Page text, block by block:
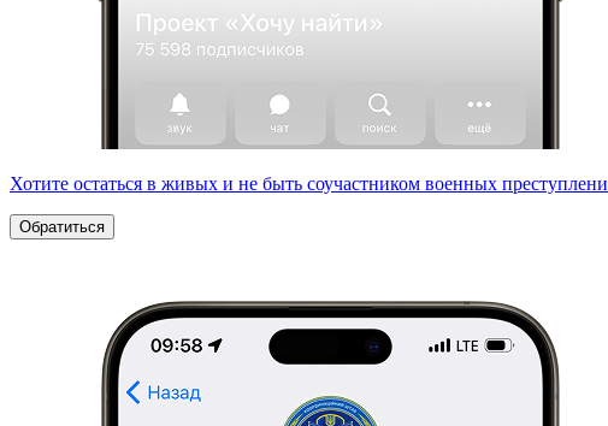
Хотите остаться в живых и не быть соучастником военных
Обратиться